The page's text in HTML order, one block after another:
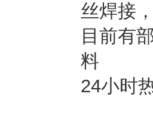
丝焊接
目前有
料
24小时